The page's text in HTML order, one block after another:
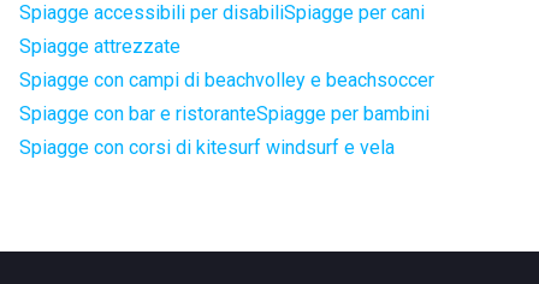
Spiagge accessibili per disabiliSpiagge per cani
Spiagge attrezzate
Spiagge con campi di beachvolley e beachsoccer
Spiagge con bar e ristoranteSpiagge per bambini
Spiagge con corsi di kitesurf windsurf e vela